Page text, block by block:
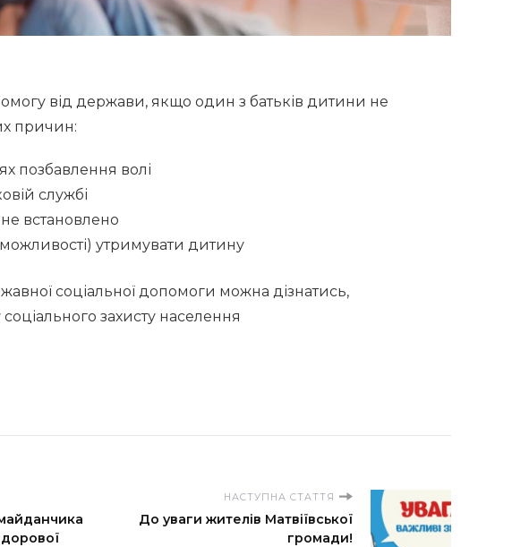
від держави, якщо один з батьків дитини не
причин:
позбавлення волі
службі
встановлено
утримувати дитину
соціальної допомоги можна дізнатись,
захисту населення
НАСТУПНА СТАТТЯ
До уваги жителів Матвіївської
громади!